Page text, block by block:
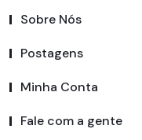
Sobre Nós
Postagens
Minha Conta
Fale com a gente